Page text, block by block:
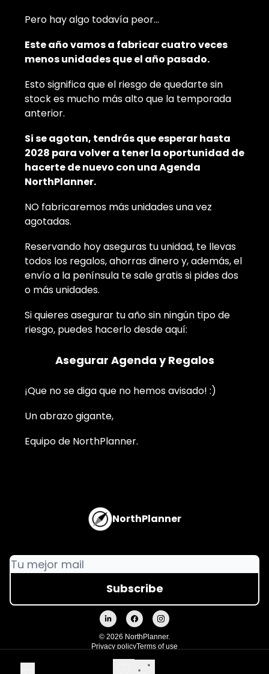
Pero hay algo todavía peor…
Este año vamos a fabricar cuatro veces
menos unidades que el año pasado.
Esto significa que el riesgo de quedarte sin
stock es mucho más alto que la temporada
anterior.
Si se agotan, tendrás que esperar hasta
2028 para volver a tener la oportunidad de
hacerte de nuevo con una Agenda
NorthPlanner.
NO fabricaremos más unidades una vez
agotadas.
Reservando hoy aseguras tu unidad, te llevas
todos los regalos, ahorras dinero y, además, el
envío a la península te sale gratis si pides dos
o más unidades.
Si quieres asegurar tu año sin ningún tipo de
riesgo, puedes hacerlo desde aquí:
Asegurar Agenda y Regalos
¡Que no se diga que no hemos avisado! :)
Un abrazo gigante,
Equipo de NorthPlanner.
NorthPlanner
© 2026 NorthPlanner.
Privacy policyTerms of use
Powered by beehiiv